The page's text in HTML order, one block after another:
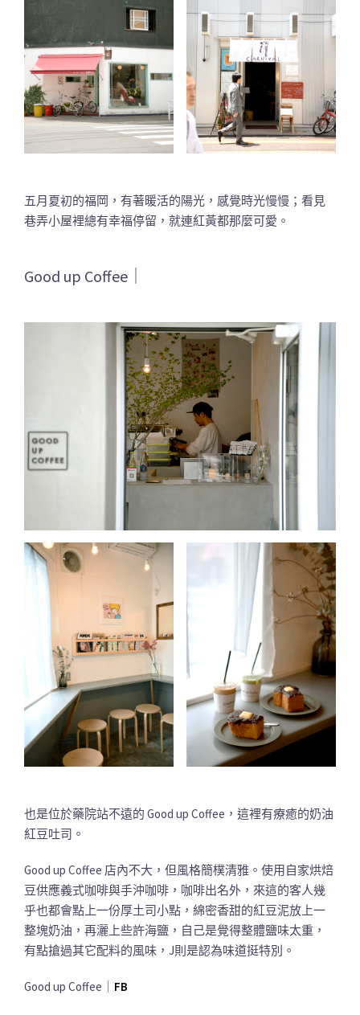
五月夏初的福岡，有著暖活的陽光，感覺時光慢慢；看見
巷弄小屋裡總有幸福停留，就連紅黃都那麼可愛。
Good up Coffee｜
也是位於藥院站不遠的 Good up Coffee，這裡有療癒的奶油
紅豆吐司。
Good up Coffee 店內不大，但風格簡樸清雅。使用自家烘焙
豆供應義式咖啡與手沖咖啡，咖啡出名外，來這的客人幾
乎也都會點上一份厚土司小點，綿密香甜的紅豆泥放上一
整塊奶油，再灑上些許海鹽，自己是覺得整體鹽味太重，
有點搶過其它配料的風味，J則是認為味道挺特別。
Good up Coffee｜ FB